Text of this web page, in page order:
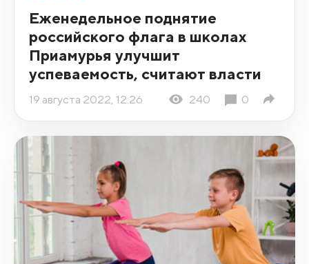
Еженедельное поднятие
российского флага в школах
Приамурья улучшит
успеваемость, считают власти
19 августа 2022, 12:26 240 0